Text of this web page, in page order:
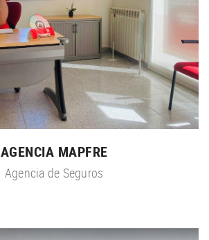
AGENCIA MAPFRE
Agencia de Seguros